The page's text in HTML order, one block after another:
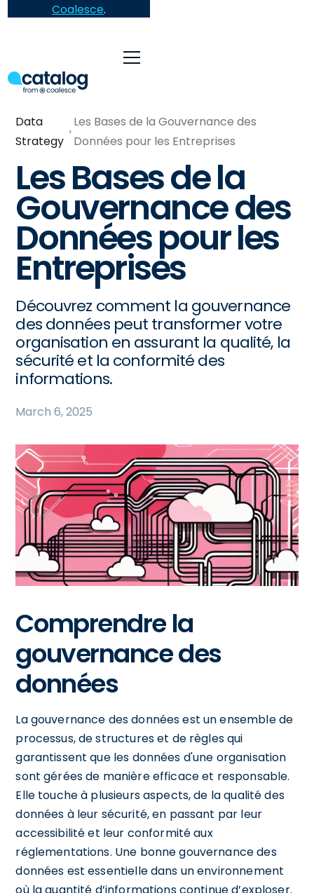
Coalesce.
Data
Strategy
Les Bases de la Gouvernance des
Données pour les Entreprises
Les Bases de la
Gouvernance des
Données pour les
Entreprises
Découvrez comment la gouvernance
des données peut transformer votre
organisation en assurant la qualité, la
sécurité et la conformité des
informations.
March 6, 2025
Comprendre la
gouvernance des
données
La gouvernance des données est un ensemble de
processus, de structures et de règles qui
garantissent que les données d'une organisation
sont gérées de manière efficace et responsable.
Elle touche à plusieurs aspects, de la qualité des
données à leur sécurité, en passant par leur
accessibilité et leur conformité aux
réglementations. Une bonne gouvernance des
données est essentielle dans un environnement
où la quantité d’informations continue d’exploser.